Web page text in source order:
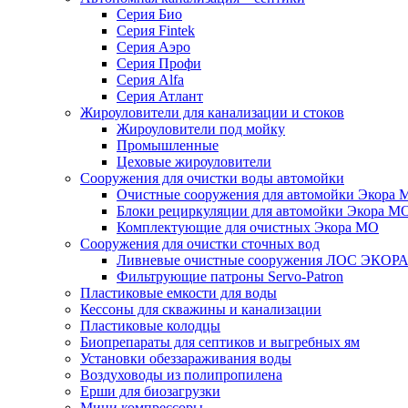
Серия Био
Серия Fintek
Серия Аэро
Серия Профи
Серия Alfa
Серия Атлант
Жироуловители для канализации и стоков
Жироуловители под мойку
Промышленные
Цеховые жироуловители
Сооружения для очистки воды автомойки
Очистные сооружения для автомойки Экора
Блоки рециркуляции для автомойки Экора
Комплектующие для очистных Экора МО
Сооружения для очистки сточных вод
Ливневые очистные сооружения ЛОС ЭКОРА
Фильтрующие патроны Servo-Patron
Пластиковые емкости для воды
Кессоны для скважины и канализации
Пластиковые колодцы
Биопрепараты для септиков и выгребных ям
Установки обеззараживания воды
Воздуховоды из полипропилена
Ерши для биозагрузки